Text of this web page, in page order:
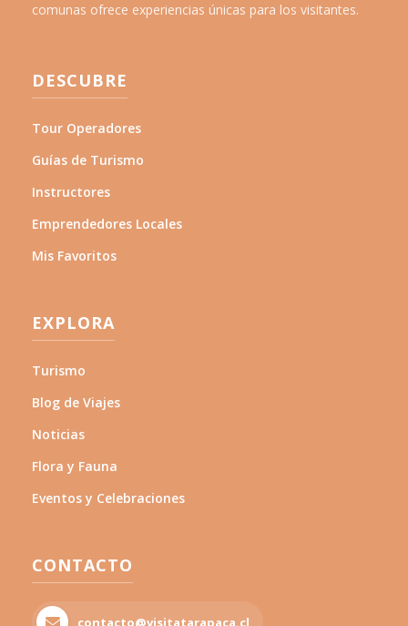
comunas ofrece experiencias únicas para los visitantes.
DESCUBRE
Tour Operadores
Guías de Turismo
Instructores
Emprendedores Locales
Mis Favoritos
EXPLORA
Turismo
Blog de Viajes
Noticias
Flora y Fauna
Eventos y Celebraciones
CONTACTO
contacto@visitatarapaca.cl